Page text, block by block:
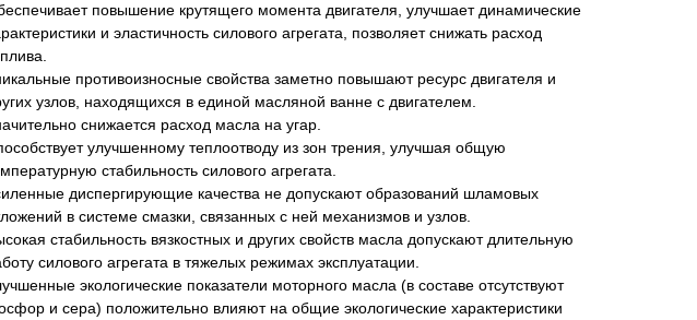
повышение крутящего момента двигателя, улучшает динамические
и эластичность силового агрегата, позволяет снижать расход
противоизносные свойства заметно повышают ресурс двигателя и
узлов, находящихся в единой масляной ванне с двигателем.
снижается расход масла на угар.
улучшенному теплоотводу из зон трения, улучшая общую
стабильность силового агрегата.
диспергирующие качества не допускают образований шламовых
в системе смазки, связанных с ней механизмов и узлов.
стабильность вязкостных и других свойств масла допускают длительную
силового агрегата в тяжелых режимах эксплуатации.
экологические показатели моторного масла (в составе отсутствуют
и сера) положительно влияют на общие экологические характеристики